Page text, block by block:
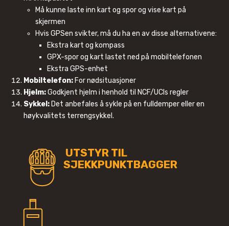
Må kunne laste inn kart og spor og vise kart på
skjermen
Hvis GPSen svikter, må du ha en av disse alternativene:
Ekstra kart og kompass
GPX-spor og kart lastet ned på mobiltelefonen
Ekstra GPS-enhet
Mobiltelefon:For nødsituasjoner
Hjelm:Godkjent hjelm i henhold til NCF/UCIs regler
Sykkel:Det anbefales å sykle på en fulldemper eller en
høykvalitets terrengsykkel.
UTSTYR TIL
SJEKKPUNKTBAGGER